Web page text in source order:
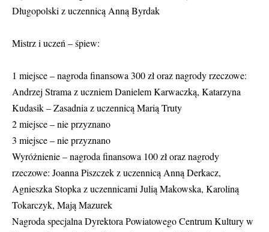
Długopolski z uczennicą Anną Byrdak
Mistrz i uczeń – śpiew:
1 miejsce – nagroda finansowa 300 zł oraz nagrody rzeczowe:
Andrzej Strama z uczniem Danielem Karwaczką, Katarzyna
Kudasik – Zasadnia z uczennicą Marią Truty
2 miejsce – nie przyznano
3 miejsce – nie przyznano
Wyróżnienie – nagroda finansowa 100 zł oraz nagrody
rzeczowe: Joanna Piszczek z uczennicą Anną Derkacz,
Agnieszka Stopka z uczennicami Julią Makowska, Karoliną
Tokarczyk, Mają Mazurek
Nagroda specjalna Dyrektora Powiatowego Centrum Kultury w